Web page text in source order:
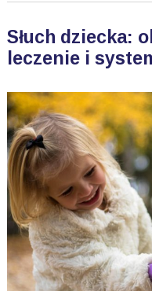
Słuch dziecka:
leczenie i